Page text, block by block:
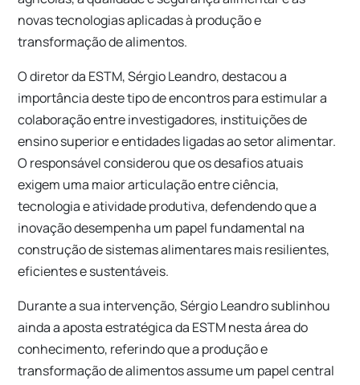
novas tecnologias aplicadas à produção e
transformação de alimentos.
O diretor da ESTM, Sérgio Leandro, destacou a
importância deste tipo de encontros para estimular a
colaboração entre investigadores, instituições de
ensino superior e entidades ligadas ao setor alimentar.
O responsável considerou que os desafios atuais
exigem uma maior articulação entre ciência,
tecnologia e atividade produtiva, defendendo que a
inovação desempenha um papel fundamental na
construção de sistemas alimentares mais resilientes,
eficientes e sustentáveis.
Durante a sua intervenção, Sérgio Leandro sublinhou
ainda a aposta estratégica da ESTM nesta área do
conhecimento, referindo que a produção e
transformação de alimentos assume um papel central